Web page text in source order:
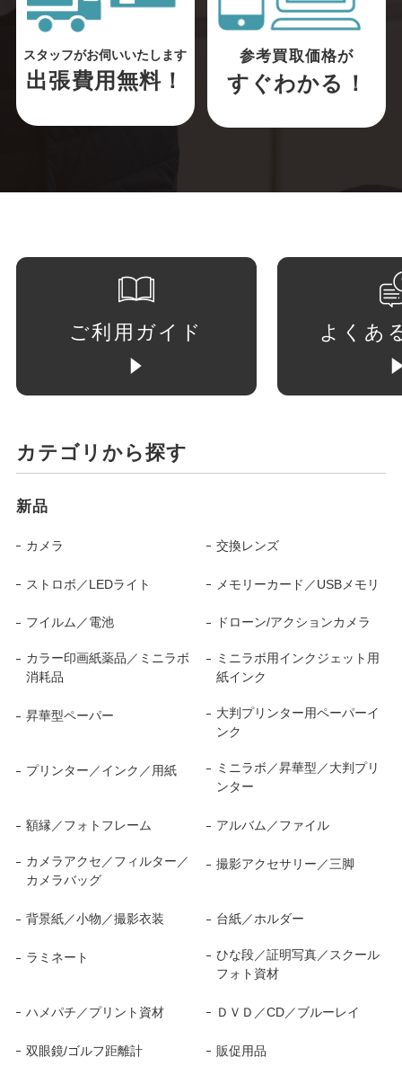
スタッフがお伺いいたします
出張費用無料！
参考買取価格が
すぐわかる！
ご利用ガイド よくあ
カテゴリから探す
新品
カメラ 交換レンズ
ストロボ／LEDライト メモリーカード／USBメモリ
フイルム／電池 ドローン/アクションカメラ
カラー印画紙薬品／ミニラボ
消耗品
ミニラボ用インクジェット用
紙インク
昇華型ペーパー
大判プリンター用ペーパーイ
ンク
プリンター／インク／用紙
ミニラボ／昇華型／大判プリ
ンター
額縁／フォトフレーム アルバム／ファイル
カメラアクセ／フィルター／
カメラバッグ
撮影アクセサリー／三脚
背景紙／小物／撮影衣装 台紙／ホルダー
ラミネート
ひな段／証明写真／スクール
フォト資材
ハメパチ／プリント資材 ＤＶＤ／CD／ブルーレイ
双眼鏡/ゴルフ距離計 販促用品